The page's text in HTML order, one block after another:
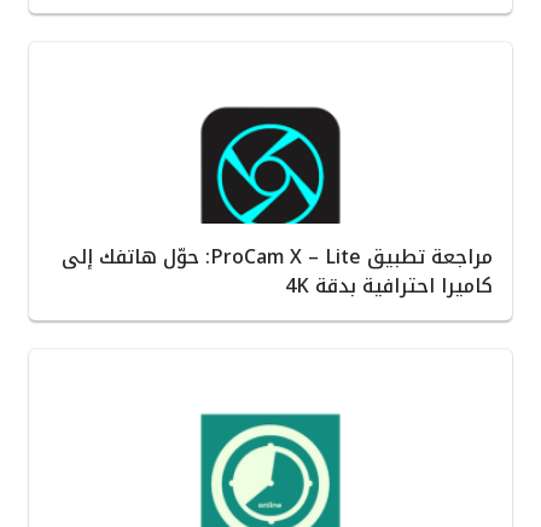
مراجعة تطبيق ProCam X – Lite: حوّل هاتفك إلى
كاميرا احترافية بدقة 4K